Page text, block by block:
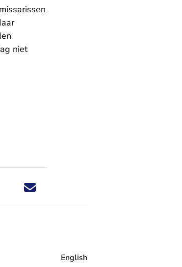
niet
Deel dit nieuwsbericht via X - U verlaat
Deel dit nieuwsbericht via Facebook - U
Deel dit nieuwsbericht via e-mail
Deel dit nieuwsbericht via LinkedIn - U
English